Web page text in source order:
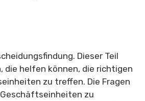
Dieser Teil
die helfen können, die richtigen
zu treffen. Die Fragen
zu